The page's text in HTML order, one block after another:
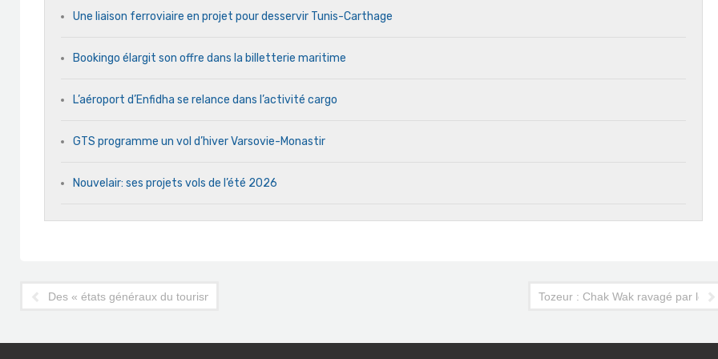
Une liaison ferroviaire en projet pour desservir Tunis-Carthage
Bookingo élargit son offre dans la billetterie maritime
L’aéroport d’Enfidha se relance dans l’activité cargo
GTS programme un vol d’hiver Varsovie-Monastir
Nouvelair: ses projets vols de l’été 2026
Des « états généraux du tourisme » en septembre Tozeur : Chak Wak ravagé par les